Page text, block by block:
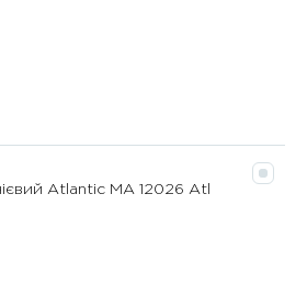
Atlantic MA 12026 Atl